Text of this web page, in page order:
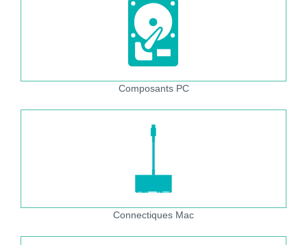
Composants PC
Connectiques Mac